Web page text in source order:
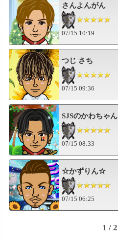
さんよんがん
07/15 10:19
つじ さち
07/15 09:36
SJSのかわちゃん
07/15 08:33
☆かずりん☆
07/15 06:25
1 / 2